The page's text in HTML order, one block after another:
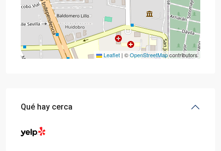
Leaflet | ©OpenStreetMapcontributors
Qué hay cerca